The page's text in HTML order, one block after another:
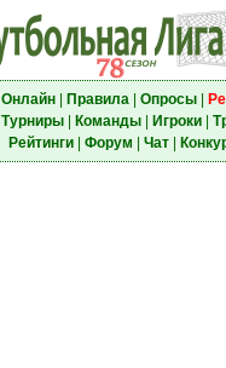
Онлайн| Правила| Опросы|
Турниры| Команды| Игроки|
Рейтинги| Форум Чат|